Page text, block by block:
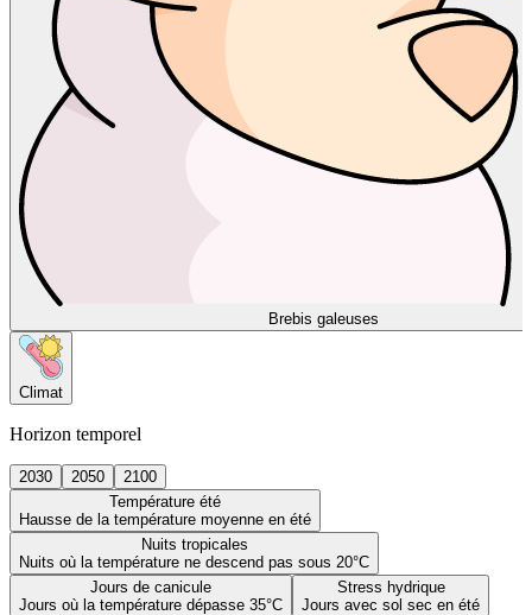
Brebis galeuses
Climat
Horizon temporel
2030 2050
2100
Température été
Hausse de la température moyenne en été
Nuits tropicales
Nuits où la température ne descend pas sous 20°C
Jours de canicule
Jours où la température dépasse 35°C
Stress hydrique
Jours avec sol sec en été